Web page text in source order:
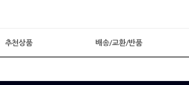
추천상품 배송/교환/반품